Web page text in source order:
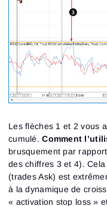
Les flèches 1 et 2 vous
cumulé.Comment
brusquement par
des chiffres 3 et 4).
(trades Ask) est
à la dynamique de
« activation stop loss »